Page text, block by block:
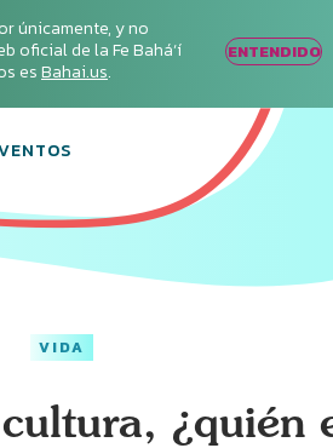
únicamente, y no
oficial de la Fe Bahá‘í
esBahai.us.
ENTENDIDO
VIDA
¿quién